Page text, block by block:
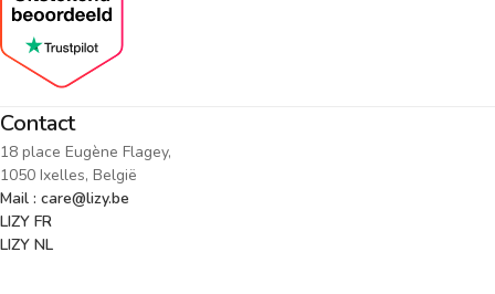
Contact
18 place Eugène Flagey,
1050 Ixelles, België
Mail : care@lizy.be
LIZY FR
LIZY NL